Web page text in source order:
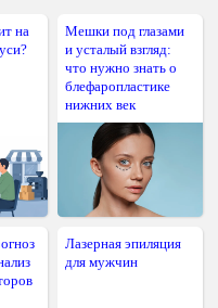
на
Мешки под глазами
и усталый взгляд:
что нужно знать о
блефаропластике
нижних век
Лазерная эпиляция
для мужчин